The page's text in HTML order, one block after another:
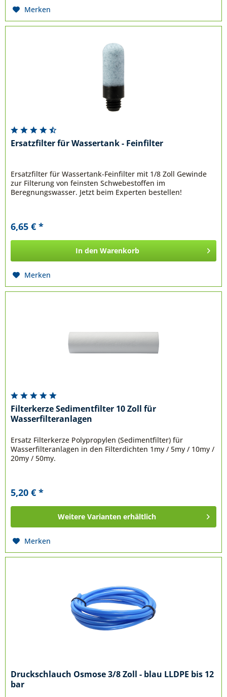
Merken
Ersatzfilter für Wassertank - Feinfilter
Ersatzfilter für Wassertank-Feinfilter mit 1/8 Zoll Gewinde
zur Filterung von feinsten Schwebestoffen im
Beregnungswasser. Jetzt beim Experten bestellen!
6,65 € *
In den Warenkorb
Merken
Filterkerze Sedimentfilter 10 Zoll für
Wasserfilteranlagen
Ersatz Filterkerze Polypropylen (Sedimentfilter) für
Wasserfilteranlagen in den Filterdichten 1my / 5my / 10my /
20my / 50my.
5,20 € *
Weitere Varianten erhältlich
Merken
Druckschlauch Osmose 3/8 Zoll - blau LLDPE bis 12
bar